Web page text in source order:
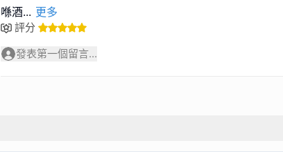
喺酒... 更多
評分
發表第一個留言...